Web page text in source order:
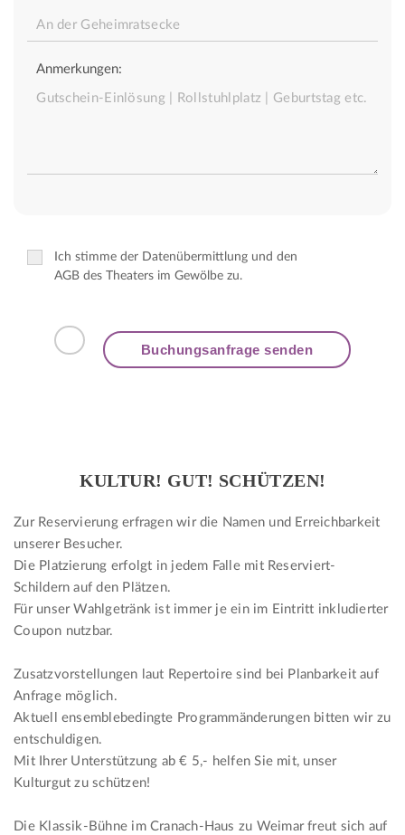
Anmerkungen:
Ich stimme der Datenübermittlung und den
AGB des Theaters im Gewölbe zu.
KULTUR! GUT! SCHÜTZEN!
Zur Reservierung erfragen wir die Namen und Erreichbarkeit
unserer Besucher.
Die Platzierung erfolgt in jedem Falle mit Reserviert-
Schildern auf den Plätzen.
Für unser Wahlgetränk ist immer je ein im Eintritt inkludierter
Coupon nutzbar.
Zusatzvorstellungen laut Repertoire sind bei Planbarkeit auf
Anfrage möglich.
Aktuell ensemblebedingte Programmänderungen bitten wir zu
entschuldigen.
Mit Ihrer Unterstützung ab € 5,- helfen Sie mit, unser
Kulturgut zu schützen!
Die Klassik-Bühne im Cranach-Haus zu Weimar freut sich auf